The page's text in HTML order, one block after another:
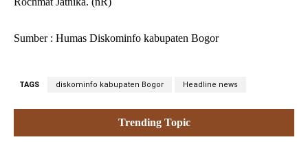
Sumber : Humas Diskominfo kabupaten Bogor
TAGS diskominfo kabupaten Bogor Headline news
Trending Topic